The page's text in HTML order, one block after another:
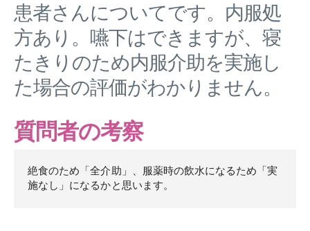
患者さんについてです。内服処
方あり。嚥下はできますが、寝
たきりのため内服介助を実施し
た場合の評価がわかりません。
質問者の考察
絶食のため「全介助」、服薬時の飲水になるため「実
施なし」になるかと思います。